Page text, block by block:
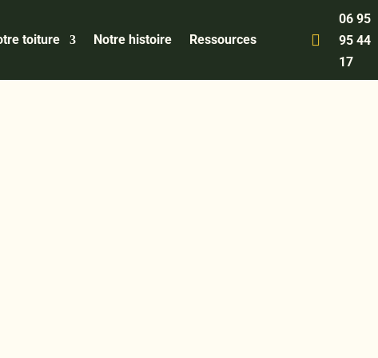
toiture Notre histoire Ressources 
06 95
95 44
17